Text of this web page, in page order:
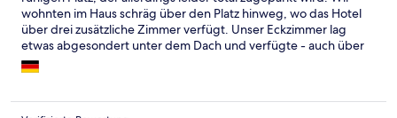
wohnten im Haus schräg über den Platz hinweg, wo das Hotel
über drei zusätzliche Zimmer verfügt. Unser Eckzimmer lag
etwas abgesondert unter dem Dach und verfügte - auch über
den offenen Dachstuhl mit altem, aufgearbeitetem Gebälk -
über viel Charme. Über das hohe Dach und die Querluft durch